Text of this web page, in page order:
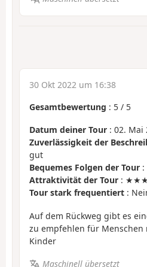
30 Okt 2022 um 16:38
Gesamtbewertung : 5 / 5
Datum deiner Tour : 02. Mai
Zuverlässigkeit der
gut
Bequemes Folgen der Tour
Attraktivität der Tour :
Tour stark frequentiert :
Auf dem Rückweg gibt es
zu empfehlen für Menschen
Kinder
Maschinell übersetzt